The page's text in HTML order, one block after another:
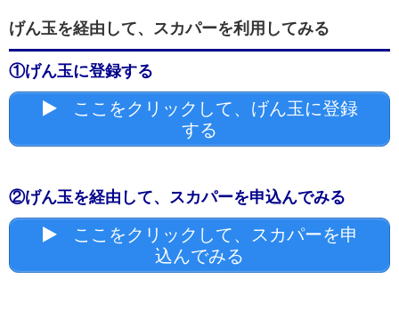
げん玉を経由して、スカパーを利用してみる
①げん玉に登録する
ここをクリックして、げん玉に登録
する
②げん玉を経由して、スカパーを申込んでみる
ここをクリックして、スカパーを申
込んでみる